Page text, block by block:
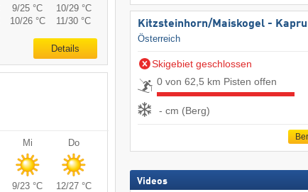
9/25 °C
10/29 °C
10/26 °C 11/30 °C
Details
Mi Do
9/23 °C
12/27 °C
Kitzsteinhorn/​Maiskogel -
Österreich
Skigebiet geschlossen
0 von 62,5 km Pisten offen
- cm (Berg)
Videos